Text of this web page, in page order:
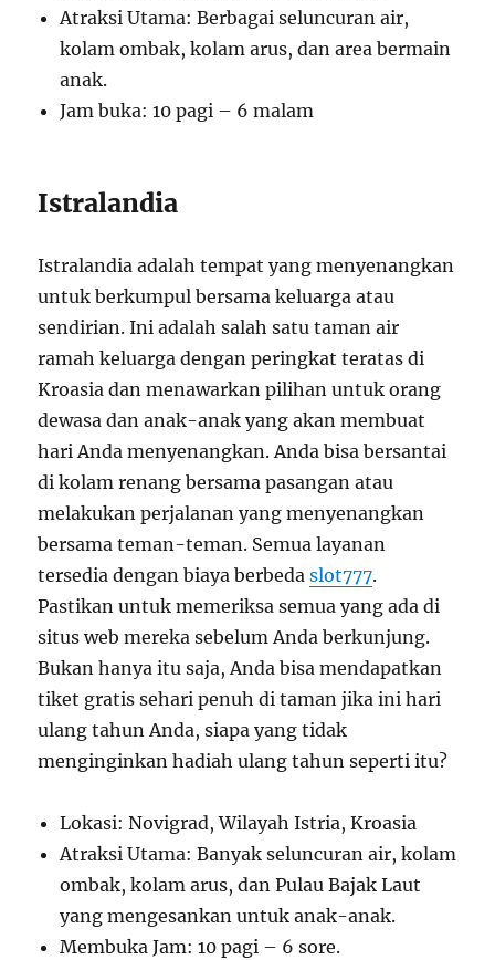
Atraksi Utama: Berbagai seluncuran air,
kolam ombak, kolam arus, dan area bermain
anak.
Jam buka: 10 pagi – 6 malam
Istralandia
Istralandia adalah tempat yang menyenangkan
untuk berkumpul bersama keluarga atau
sendirian. Ini adalah salah satu taman air
ramah keluarga dengan peringkat teratas di
Kroasia dan menawarkan pilihan untuk orang
dewasa dan anak-anak yang akan membuat
hari Anda menyenangkan. Anda bisa bersantai
di kolam renang bersama pasangan atau
melakukan perjalanan yang menyenangkan
bersama teman-teman. Semua layanan
tersedia dengan biaya berbedaslot777.
Pastikan untuk memeriksa semua yang ada di
situs web mereka sebelum Anda berkunjung.
Bukan hanya itu saja, Anda bisa mendapatkan
tiket gratis sehari penuh di taman jika ini hari
ulang tahun Anda, siapa yang tidak
menginginkan hadiah ulang tahun seperti itu?
Lokasi: Novigrad, Wilayah Istria, Kroasia
Atraksi Utama: Banyak seluncuran air, kolam
ombak, kolam arus, dan Pulau Bajak Laut
yang mengesankan untuk anak-anak.
Membuka Jam: 10 pagi – 6 sore.